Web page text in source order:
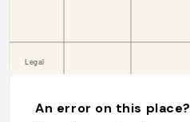
An error on this place?